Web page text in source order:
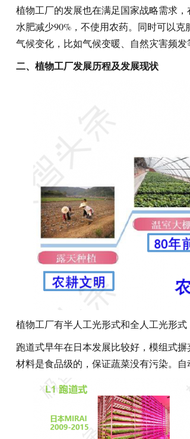
植物工厂的发展也在满足国家战略需求
水肥减少90%，不使用农药。同时可以
气候变化，比如气候变暖、自然灾害频发
二、植物工厂发展历程及发展现状
植物工厂有半人工光形式和全人工光形式
跑道式早年在日本发展比较好，模组式
材料是食品级的，保证蔬菜没有污染。